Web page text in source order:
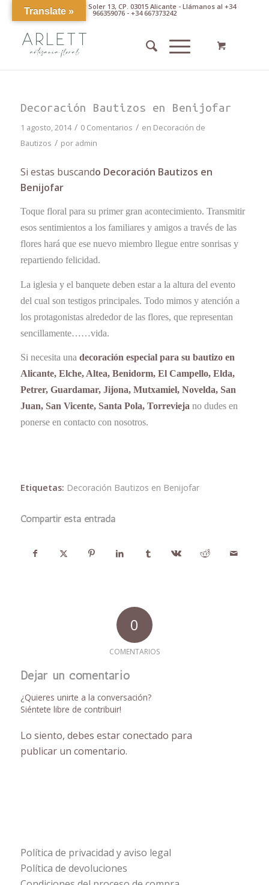
Av. Pintor Xavier Soler 13, CP. 03015 Alicante - Llámanos al +34
966359076 - +34 667373242
Decoración Bautizos en Benijofar
1 agosto, 2014 / 0 Comentarios / en Decoración de
Bautizos / por admin
Si estas buscando Decoración Bautizos en
Benijofar
Toque floral para su primer gran acontecimiento. Transmitir
esos sentimientos a los familiares y amigos a través de las
flores hará que ese nuevo miembro llegue entre sonrisas y
repartiendo felicidad.
La iglesia y el banquete deben estar a la altura del evento
del cual son testigos principales. Todo mimos y atención a
los protagonistas alrededor de las flores, que representan
sencillamente……vida.
Si necesita una decoración especial para su bautizo en
Alicante, Elche, Altea, Benidorm, El Campello, Elda,
Petrer, Guardamar, Jijona, Mutxamiel, Novelda, San
Juan, San Vicente, Santa Pola, Torrevieja no dudes en
ponerse en contacto con nosotros.
Etiquetas: Decoración Bautizos en Benijofar
Compartir esta entrada
0
COMENTARIOS
Dejar un comentario
¿Quieres unirte a la conversación?
Siéntete libre de contribuir!
Lo siento, debes estarconectado para
publicar un comentario.
Política de privacidad y aviso legal
Política de devoluciones
Translate »